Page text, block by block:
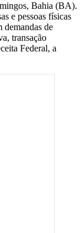
, Bahia (BA).
e pessoas físicas
demandas de
transação
Federal, a